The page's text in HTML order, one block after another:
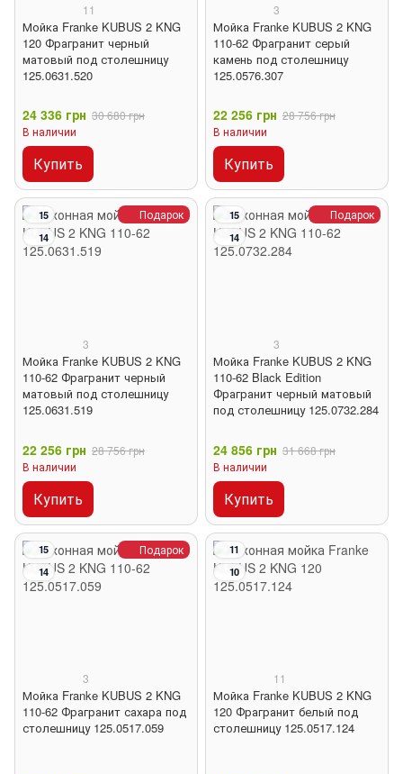
11
Мойка Franke KUBUS 2 KNG
120 Фрагранит черный
матовый под столешницу
125.0631.520
24 336 грн 30 680 грн
В наличии
Купить
3
Мойка Franke KUBUS 2 KNG
110-62 Фрагранит серый
камень под столешницу
125.0576.307
22 256 грн 28 756 грн
В наличии
Купить
Подарок
15
14
3
Мойка Franke KUBUS 2 KNG
110-62 Фрагранит черный
матовый под столешницу
125.0631.519
22 256 грн 28 756 грн
В наличии
Купить
Подарок
15
14
3
Мойка Franke KUBUS 2 KNG
110-62 Black Edition
Фрагранит черный матовый
под столешницу 125.0732.284
24 856 грн 31 668 грн
В наличии
Купить
Подарок
15
14
3
Мойка Franke KUBUS 2 KNG
110-62 Фрагранит сахара под
столешницу 125.0517.059
11
10
11
Мойка Franke KUBUS 2 KNG
120 Фрагранит белый под
столешницу 125.0517.124